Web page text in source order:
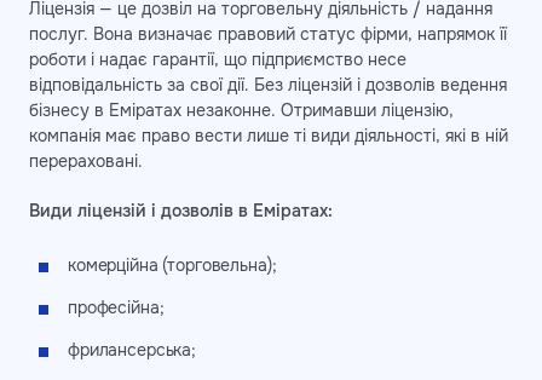
Ліцензія — це дозвіл на торговельну діяльність / надання
послуг. Вона визначає правовий статус фірми, напрямок її
роботи і надає гарантії, що підприємство несе
відповідальність за свої дії. Без ліцензій і дозволів ведення
бізнесу в Еміратах незаконне. Отримавши ліцензію,
компанія має право вести лише ті види діяльності, які в ній
перераховані.
Види ліцензій і дозволів в Еміратах:
комерційна (торговельна);
професійна;
фрилансерська;